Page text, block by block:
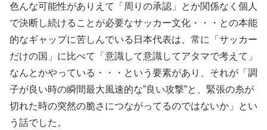
色んな可能性がありえて「周りの承認」とか関係なく個人
で決断し続けることが必要なサッカー文化・・・との本能
的なギャップに苦しんでいる日本代表は、常に「サッカー
だけの国」に比べて「意識して意識してアタマで考えて」
なんとかやっている・・・という要素があり、それが「調
子が良い時の瞬間最大風速的な”良い攻撃”と、緊張の糸が
切れた時の突然の脆さにつながってるのではないか」とい
う話でした。